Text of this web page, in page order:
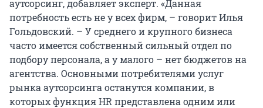
аутсорсинг, добавляет эксперт. «Данная
потребность есть не у всех фирм, – говорит Илья
Гольдовский. – У среднего и крупного бизнеса
часто имеется собственный сильный отдел по
подбору персонала, а у малого – нет бюджетов на
агентства. Основными потребителями услуг
рынка аутсорсинга останутся компании, в
которых функция HR представлена одним или